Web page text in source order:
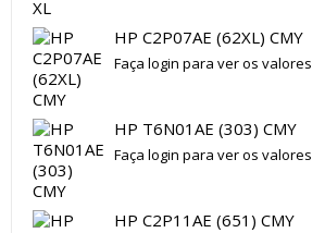
HP C2P07AE (62XL) CMY
Faça login para ver os valores
HP T6N01AE (303) CMY
Faça login para ver os valores
HP C2P11AE (651) CMY